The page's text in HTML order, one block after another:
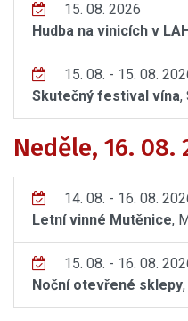
15. 08. 2026
Hudba na vinicích v
15. 08. - 15. 08.
Skutečný festival vína,
Neděle, 16. 08.
14. 08. - 16. 08.
Letní vinné Mutěnice,
15. 08. - 16. 08.
Noční otevřené sklepy